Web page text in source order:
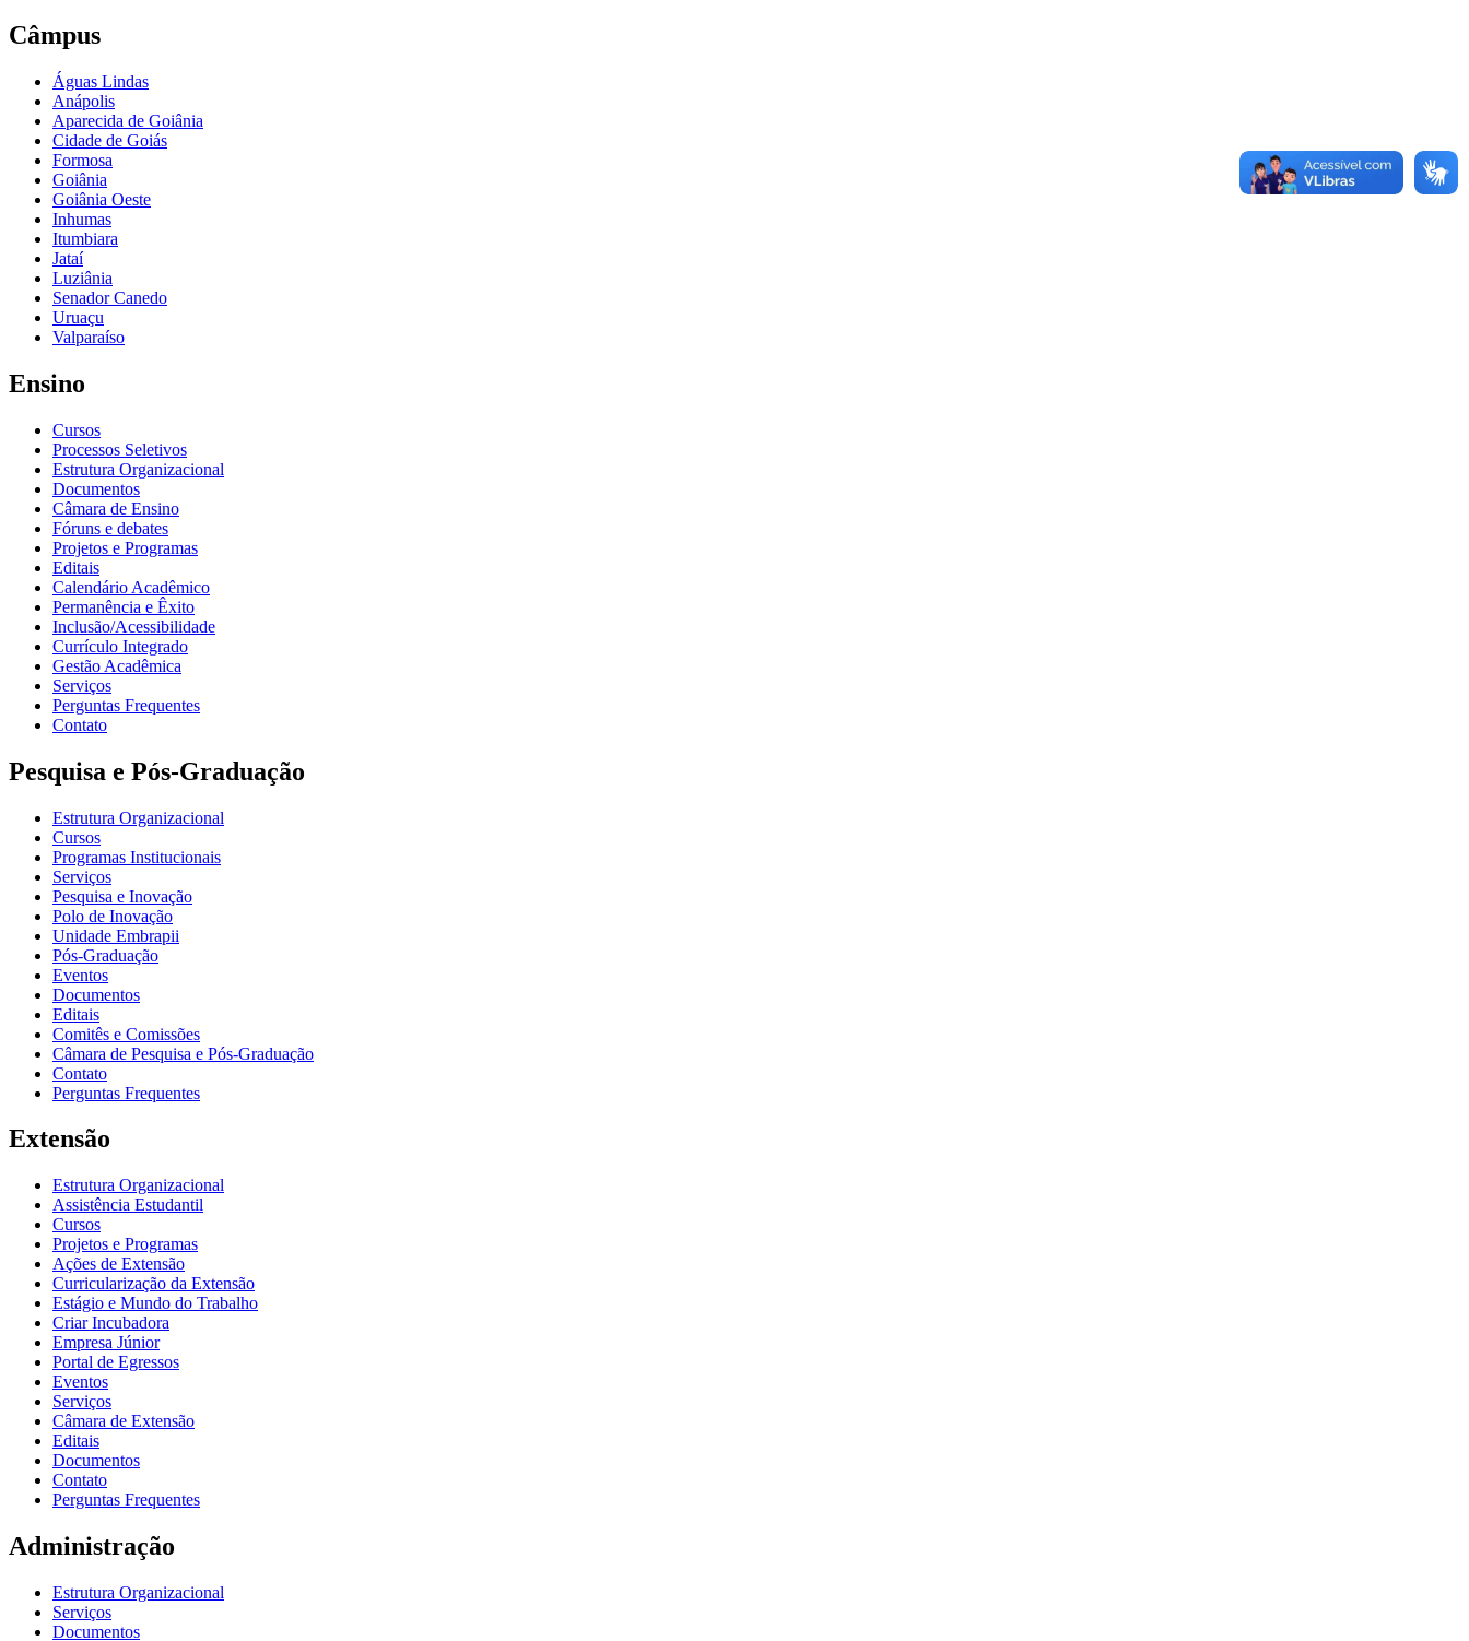
Câmpus
Águas Lindas
Anápolis
Aparecida de Goiânia
Cidade de Goiás
Formosa
Goiânia
Goiânia Oeste
Inhumas
Itumbiara
Jataí
Luziânia
Senador Canedo
Uruaçu
Valparaíso
Ensino
Cursos
Processos Seletivos
Estrutura Organizacional
Documentos
Câmara de Ensino
Fóruns e debates
Projetos e Programas
Editais
Calendário Acadêmico
Permanência e Êxito
Inclusão/Acessibilidade
Currículo Integrado
Gestão Acadêmica
Serviços
Perguntas Frequentes
Contato
Pesquisa e Pós-Graduação
Estrutura Organizacional
Cursos
Programas Institucionais
Serviços
Pesquisa e Inovação
Polo de Inovação
Unidade Embrapii
Pós-Graduação
Eventos
Documentos
Editais
Comitês e Comissões
Câmara de Pesquisa e Pós-Graduação
Contato
Perguntas Frequentes
Extensão
Estrutura Organizacional
Assistência Estudantil
Cursos
Projetos e Programas
Ações de Extensão
Curricularização da Extensão
Estágio e Mundo do Trabalho
Criar Incubadora
Empresa Júnior
Portal de Egressos
Eventos
Serviços
Câmara de Extensão
Editais
Documentos
Contato
Perguntas Frequentes
Administração
Estrutura Organizacional
Serviços
Documentos